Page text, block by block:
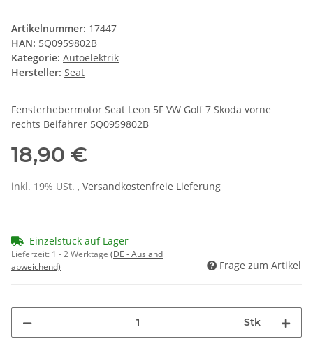
Artikelnummer: 17447
HAN: 5Q0959802B
Kategorie: Autoelektrik
Hersteller: Seat
Fensterhebermotor Seat Leon 5F VW Golf 7 Skoda vorne
rechts Beifahrer 5Q0959802B
18,90 €
inkl. 19% USt. , Versandkostenfreie Lieferung
Einzelstück auf Lager
Lieferzeit: 1 - 2 Werktage (DE - Ausland
abweichend)
Frage zum Artikel
Stk